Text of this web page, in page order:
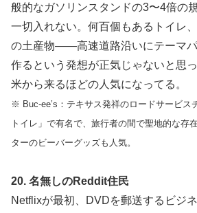
般的なガソリンスタンドの3〜4倍の
一切入れない。何百個もあるトイレ
の土産物——高速道路沿いにテーマ
作るという発想が正気じゃないと思
米から来るほどの人気になってる。
※ Buc-ee’s：テキサス発祥のロードサービス
トイレ」で有名で、旅行者の間で聖地的な存
ターのビーバーグッズも人気。
20. 名無しのReddit住民
Netflixが最初、DVDを郵送するビジ